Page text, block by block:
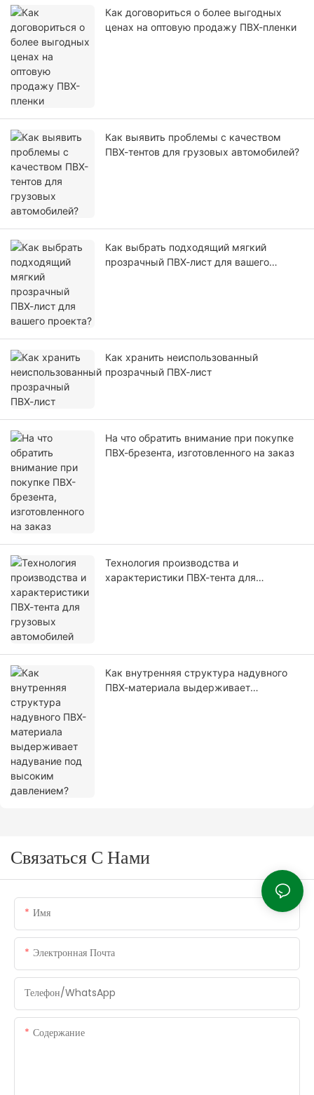
Как договориться о более выгодных
ценах на оптовую продажу ПВХ-пленки
Как выявить проблемы с качеством
ПВХ-тентов для грузовых автомобилей?
Как выбрать подходящий мягкий
прозрачный ПВХ-лист для вашего
Как хранить неиспользованный
прозрачный ПВХ-лист
На что обратить внимание при покупке
ПВХ-брезента, изготовленного на заказ
Технология производства и
характеристики ПВХ-тента для
Как внутренняя структура надувного
ПВХ-материала выдерживает
Связаться С Нами
Имя
Электронная Почта
Телефон/WhatsApp
Содержание